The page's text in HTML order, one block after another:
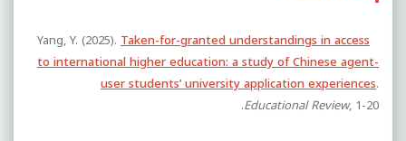
Yang, Y. (2025). Taken-for-granted understandings in access
to international higher education: a study of Chinese agent-
user students’ university application experiences.
Educational Review, 1-20.‏